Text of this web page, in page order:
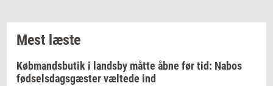
Mest læste
Købmandsbutik i landsby måtte åbne før tid: Nabos
fødselsdagsgæster væltede ind